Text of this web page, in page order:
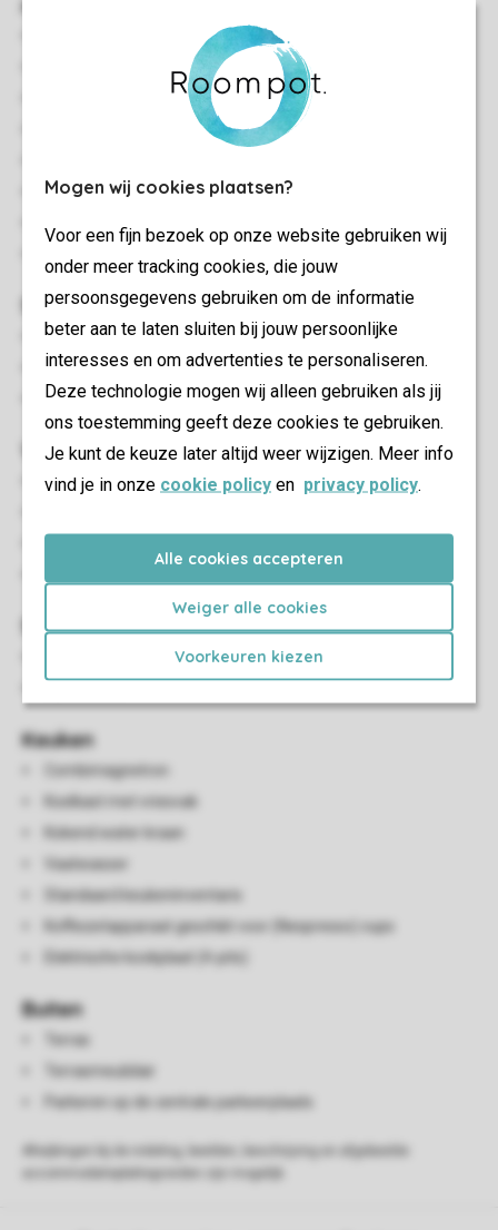
Mogen wij cookies plaatsen?
Voor een fijn bezoek op onze website gebruiken wij
onder meer tracking cookies, die jouw
persoonsgegevens gebruiken om de informatie
beter aan te laten sluiten bij jouw persoonlijke
interesses en om advertenties te personaliseren.
Deze technologie mogen wij alleen gebruiken als jij
ons toestemming geeft deze cookies te gebruiken.
Je kunt de keuze later altijd weer wijzigen. Meer info
vind je in onze cookie policy en privacy policy.
Alle cookies accepteren
Weiger alle cookies
Voorkeuren kiezen
Twee slaapkamers
Geschikt voor 4 personen
Slaapkamer(s)
Twee slaapkamers met twee 1-persoons boxsprings
Bedden voorzien van dekbedden en hoofdkussens
Extra lange bedden (210 cm)
Woon-/eetkamer
Zithoek
Sanitair
Badkamer met inloopdouche en wastafel
Keuken
Combimagnetron
Koelkast met vriesvak
Kokend water kraan
Vaatwasser
Standaard keukeninventaris
Koffiezetapparaat geschikt voor (Nespresso) cups
Elektrische kookplaat (4-pits)
Buiten
Terras
Terrasmeubilair
Parkeren op de centrale parkeerplaats